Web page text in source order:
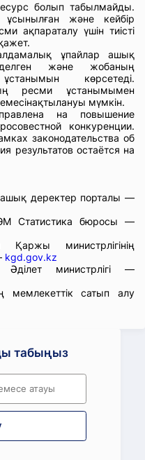
болып табылмайды.
ұсынылған және кейбір
ақпараталу үшін тиісті
ұпайлар ашық
және жобаның
көрсетеді.
ресми ұстанымымен
мүмкін.
на повышение
конкуренции.
законодательства об
результатов остаётся на
деректер порталы —
Статистика бюросы —
министрлігінің
kgd.gov.kz
министрлігі —
мемлекеттік сатып алу
табыңыз